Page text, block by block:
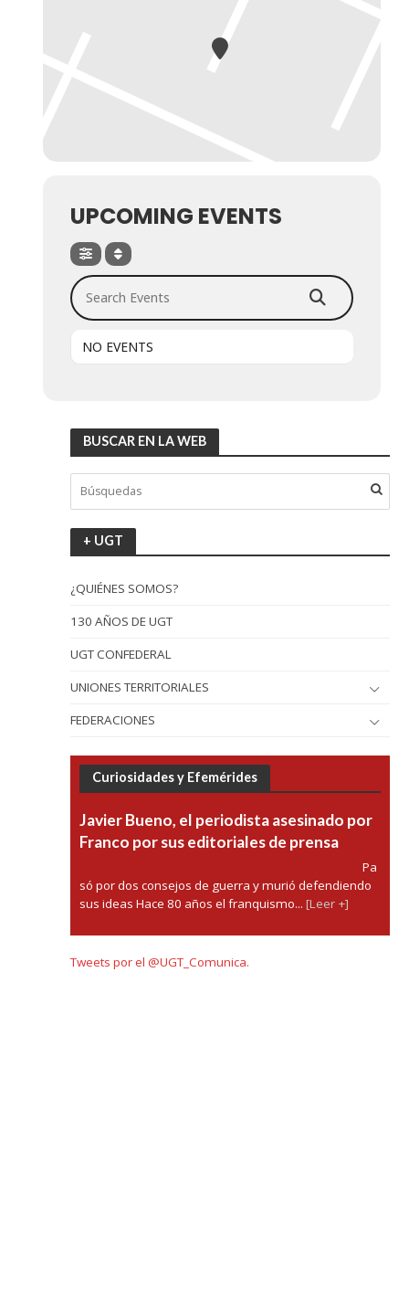
UPCOMING EVENTS
Search Events
NO EVENTS
BUSCAR EN LA WEB
+ UGT
¿QUIÉNES SOMOS?
130 AÑOS DE UGT
UGT CONFEDERAL
UNIONES TERRITORIALES
FEDERACIONES
Curiosidades y Efemérides
Javier Bueno, el periodista asesinado por
Franco por sus editoriales de prensa
Pa
só por dos consejos de guerra y murió defendiendo
sus ideas Hace 80 años el franquismo... [Leer +]
Tweets por el @UGT_Comunica.